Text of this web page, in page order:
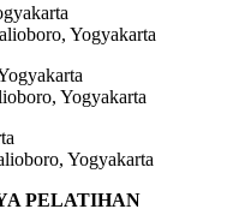
Yogyakarta
Yogyakarta
Yogyakarta
PELATIHAN